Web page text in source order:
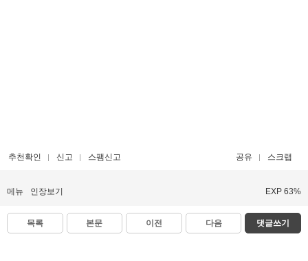
추천확인 신고 스팸신고 공유 스크랩
메뉴 인장보기 EXP 63%
목록 본문 이전 다음 댓글쓰기